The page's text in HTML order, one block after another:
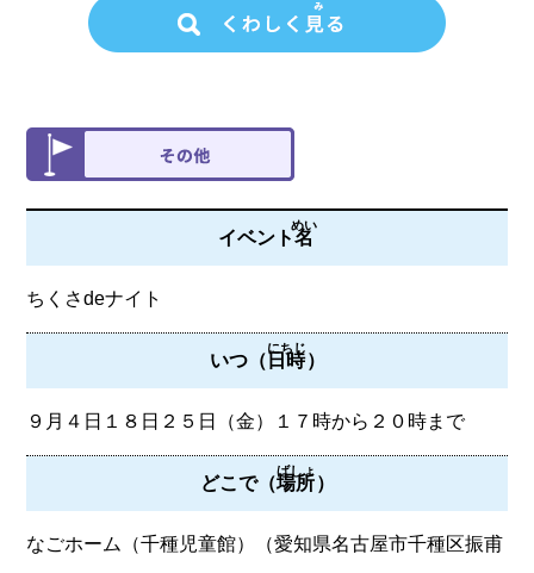
イベント名
めい
ちくさdeナイト
いつ（日時
にちじ
）
９月４日１８日２５日（金）１７時から２０時まで
どこで（場所
ばしょ
）
なごホーム（千種児童館）（愛知県名古屋市千種区振甫